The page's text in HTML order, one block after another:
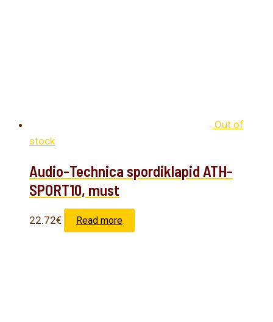
Out of
stock
Audio-Technica spordiklapid ATH-
SPORT10, must
22.72€ Read more